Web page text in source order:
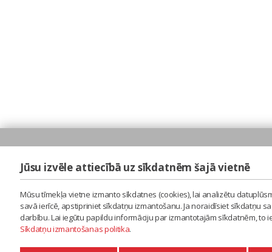
Jūsu izvēle attiecībā uz sīkdatnēm šajā vietnē
Mūsu tīmekļa vietne izmanto sīkdatnes (cookies), lai analizētu
savā ierīcē, apstipriniet sīkdatņu izmantošanu. Ja noraidīsiet sīkdatņu
darbību. Lai iegūtu papildu informāciju par izmantotajām sīkdatnēm,
Sīkdatņu izmantošanas politika.